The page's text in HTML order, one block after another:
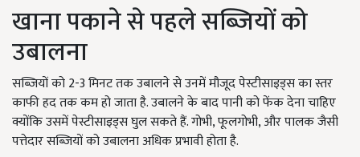
खाना पकाने से पहले सब्जियों को
उबालना
सब्जियों को 2-3 मिनट तक उबालने से उनमें मौजूद पेस्टीसाइड्स का स्तर
काफी हद तक कम हो जाता है. उबालने के बाद पानी को फेंक देना चाहिए
क्योंकि उसमें पेस्टीसाइड्स घुल सकते हैं. गोभी, फूलगोभी, और पालक जैसी
पत्तेदार सब्जियों को उबालना अधिक प्रभावी होता है.